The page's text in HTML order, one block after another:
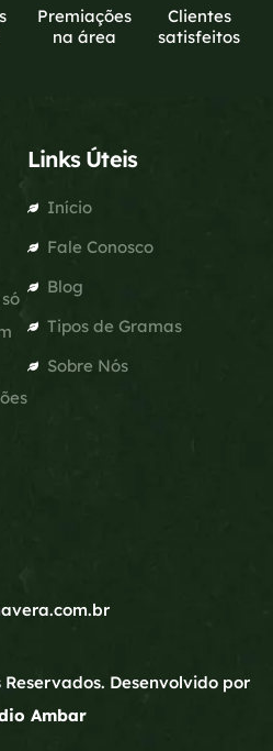
Premiações
na área
Clientes
satisfeitos
Links Úteis
Início
Fale Conosco
Blog
Tipos de Gramas
Sobre Nós
Desenvolvido por
Ambar